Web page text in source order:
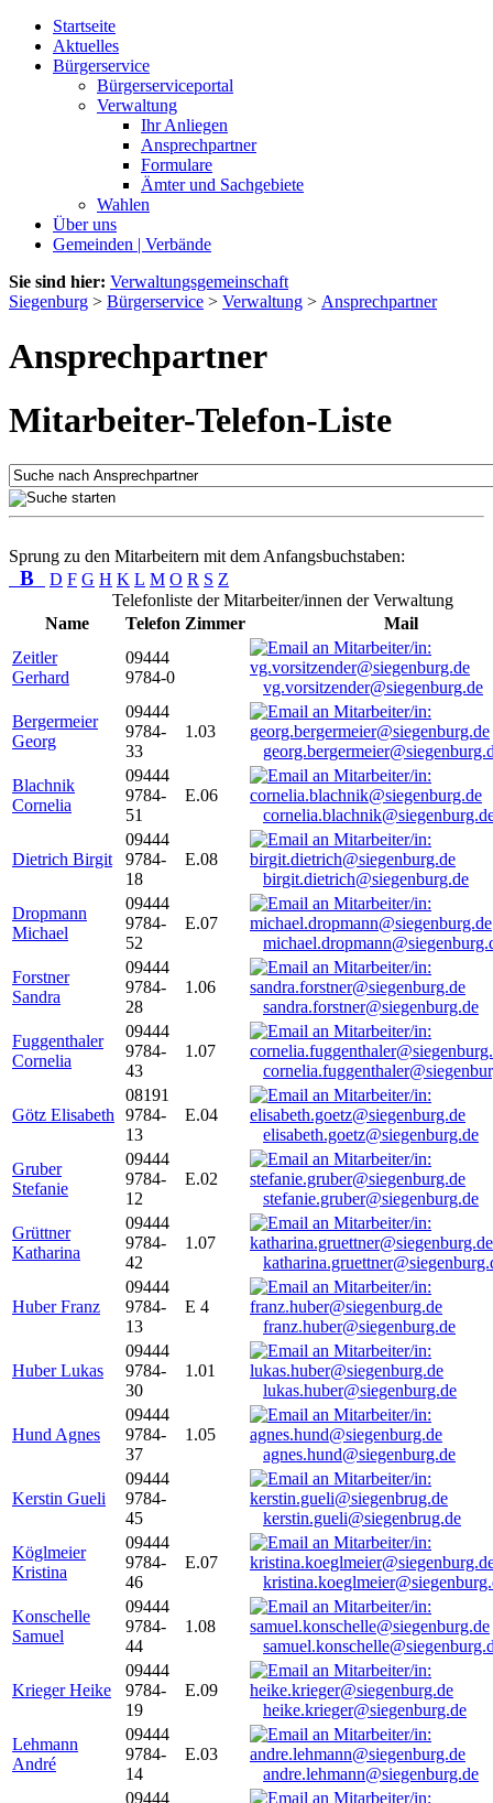
Startseite
Aktuelles
Bürgerservice
Bürgerserviceportal
Verwaltung
Ihr Anliegen
Ansprechpartner
Formulare
Ämter und Sachgebiete
Wahlen
Über uns
Gemeinden | Verbände
Sie sind hier: Verwaltungsgemeinschaft
Siegenburg > Bürgerservice > Verwaltung > Ansprechpartner
Ansprechpartner
Mitarbeiter-Telefon-Liste
Sprung zu den Mitarbeitern mit dem Anfangsbuchstaben:
B D F G H K L M O R S Z
Telefonliste der Mitarbeiter/innen der Verwaltung
Name
Telefon Zimmer
Mail
Zeitler
Gerhard
09444
9784-0
vg.vorsitzender@siegenburg.de
Bergermeier
Georg
09444
9784-
33
1.03
Blachnik
Cornelia
09444
9784-
51
E.06
Dietrich Birgit
09444
9784-
18
E.08
birgit.dietrich@siegenburg.de
Dropmann
Michael
09444
9784-
52
E.07
Forstner
Sandra
09444
9784-
28
1.06
sandra.forstner@siegenburg.de
Fuggenthaler
Cornelia
09444
9784-
43
1.07
Götz Elisabeth
08191
9784-
13
E.04
elisabeth.goetz@siegenburg.de
Gruber
Stefanie
09444
9784-
12
E.02
stefanie.gruber@siegenburg.de
Grüttner
Katharina
09444
9784-
42
1.07
Huber Franz
09444
9784-
13
E 4
franz.huber@siegenburg.de
Huber Lukas
09444
9784-
30
1.01
lukas.huber@siegenburg.de
Hund Agnes
09444
9784-
37
1.05
agnes.hund@siegenburg.de
Kerstin Gueli
09444
9784-
45
kerstin.gueli@siegenbrug.de
Köglmeier
Kristina
09444
9784-
46
E.07
Konschelle
Samuel
09444
9784-
44
1.08
Krieger Heike
09444
9784-
19
E.09
heike.krieger@siegenburg.de
Lehmann
André
09444
9784-
14
E.03
andre.lehmann@siegenburg.de
09444